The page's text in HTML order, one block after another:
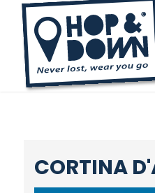
CORTINA